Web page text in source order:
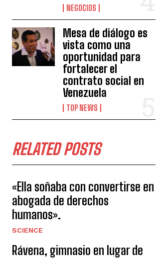
NEGOCIOS
Mesa de diálogo es
vista como una
oportunidad para
fortalecer el
contrato social en
Venezuela
TOP NEWS
RELATED POSTS
«Ella soñaba con convertirse en
abogada de derechos
humanos».
SCIENCE
Rávena, gimnasio en lugar de